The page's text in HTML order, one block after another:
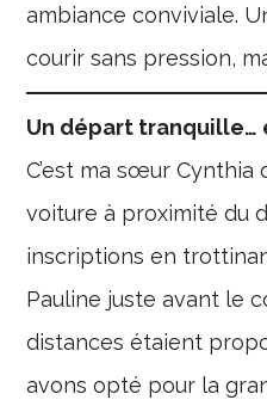
ambiance conviviale.
courir sans pression,
Un départ
C’est ma sœur Cynthia
voiture à proximité du
inscriptions en
Pauline juste avant le
distances étaient
avons opté pour la